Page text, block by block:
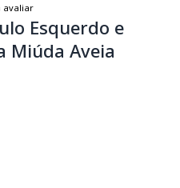
avaliar
Esquerdo e
Miúda Aveia